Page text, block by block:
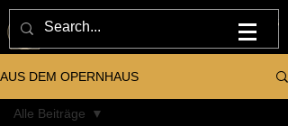
M U L T U M . I N . P A R V O . O P E R N H A U S
AUS DEM OPERNHAUS
Alle Beiträge